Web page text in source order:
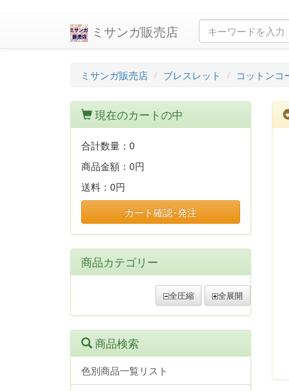
ミサンガ販売店
ミサンガ販売店 ブレスレット コットンコ
現在のカートの中
合計数量： 0
商品金額： 0円
送料： 0円
カート確認･発注
商品カテゴリー
全圧縮 全展開
商品検索
色別商品一覧リスト